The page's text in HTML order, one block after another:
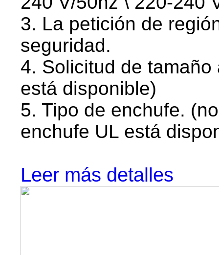
3. La petición de
seguridad.
4. Solicitud de
está disponible)
5. Tipo de enchufe.
enchufe UL está
Leer más detalles